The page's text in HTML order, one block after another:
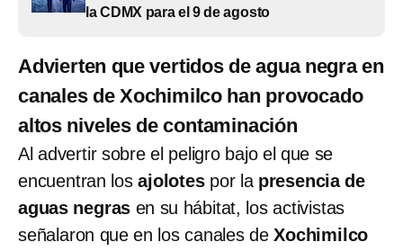
la CDMX para el 9 de agosto
Advierten que vertidos de agua negra en
canales de Xochimilco han provocado
altos niveles de contaminación
Al advertir sobre el peligro bajo el que se
encuentran losajolotespor la presencia de
aguas negras en su hábitat, los activistas
señalaron que en los canales deXochimilco